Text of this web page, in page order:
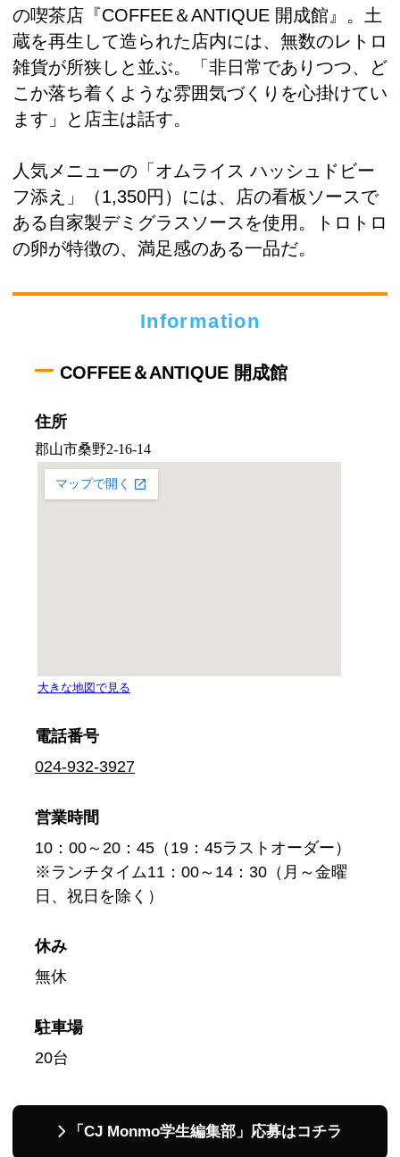
の喫茶店『COFFEE＆ANTIQUE 開成館』。土
蔵を再生して造られた店内には、無数のレトロ
雑貨が所狭しと並ぶ。「非日常でありつつ、ど
こか落ち着くような雰囲気づくりを心掛けてい
ます」と店主は話す。
人気メニューの「オムライス ハッシュドビー
フ添え」（1,350円）には、店の看板ソースで
ある自家製デミグラスソースを使用。トロトロ
の卵が特徴の、満足感のある一品だ。
Information
COFFEE＆ANTIQUE 開成館
住所
電話番号
024-932-3927
営業時間
10：00～20：45（19：45ラストオーダー）
※ランチタイム11：00～14：30（月～金曜
日、祝日を除く）
休み
無休
駐車場
20台
「CJ Monmo学生編集部」応募はコチラ